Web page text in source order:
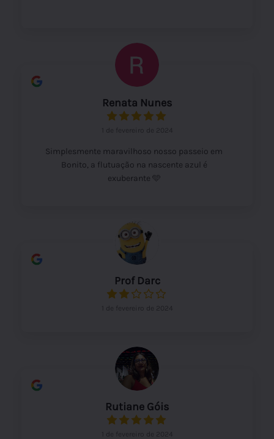
Renata Nunes
1 de fevereiro de 2024
Simplesmente maravilhoso nosso passeio em
Bonito, a flutuação na nascente azul é
exuberante 🩵
Prof Darc
1 de fevereiro de 2024
Rutiane Góis
1 de fevereiro de 2024